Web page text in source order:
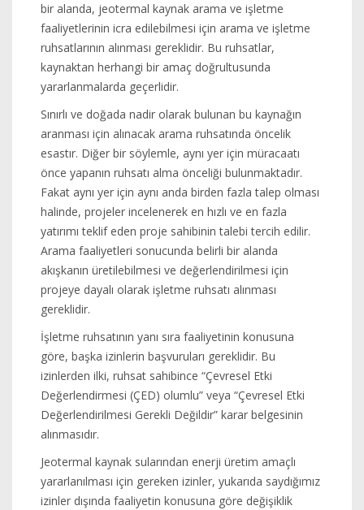
bir alanda, jeotermal kaynak arama ve işletme
faaliyetlerinin icra edilebilmesi için arama ve işletme
ruhsatlarının alınması gereklidir. Bu ruhsatlar,
kaynaktan herhangi bir amaç doğrultusunda
yararlanmalarda geçerlidir.
Sınırlı ve doğada nadir olarak bulunan bu kaynağın
aranması için alınacak arama ruhsatında öncelik
esastır. Diğer bir söylemle, aynı yer için müracaatı
önce yapanın ruhsatı alma önceliği bulunmaktadır.
Fakat aynı yer için aynı anda birden fazla talep olması
halinde, projeler incelenerek en hızlı ve en fazla
yatırımı teklif eden proje sahibinin talebi tercih edilir.
Arama faaliyetleri sonucunda belirli bir alanda
akışkanın üretilebilmesi ve değerlendirilmesi için
projeye dayalı olarak işletme ruhsatı alınması
gereklidir.
İşletme ruhsatının yanı sıra faaliyetinin konusuna
göre, başka izinlerin başvuruları gereklidir. Bu
izinlerden ilki, ruhsat sahibince “Çevresel Etki
Değerlendirmesi (ÇED) olumlu” veya “Çevresel Etki
Değerlendirilmesi Gerekli Değildir” karar belgesinin
alınmasıdır.
Jeotermal kaynak sularından enerji üretim amaçlı
yararlanılması için gereken izinler, yukarıda saydığımız
izinler dışında faaliyetin konusuna göre değişiklik